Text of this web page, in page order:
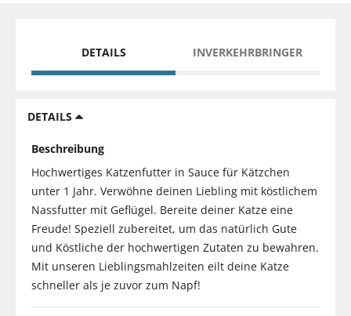
DETAILS INVERKEHRBRINGER
DETAILS
Beschreibung
Hochwertiges Katzenfutter in Sauce für Kätzchen
unter 1 Jahr. Verwöhne deinen Liebling mit köstlichem
Nassfutter mit Geflügel. Bereite deiner Katze eine
Freude! Speziell zubereitet, um das natürlich Gute
und Köstliche der hochwertigen Zutaten zu bewahren.
Mit unseren Lieblingsmahlzeiten eilt deine Katze
schneller als je zuvor zum Napf!